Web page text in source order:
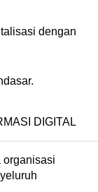
dengan
DIGITAL
organisasi